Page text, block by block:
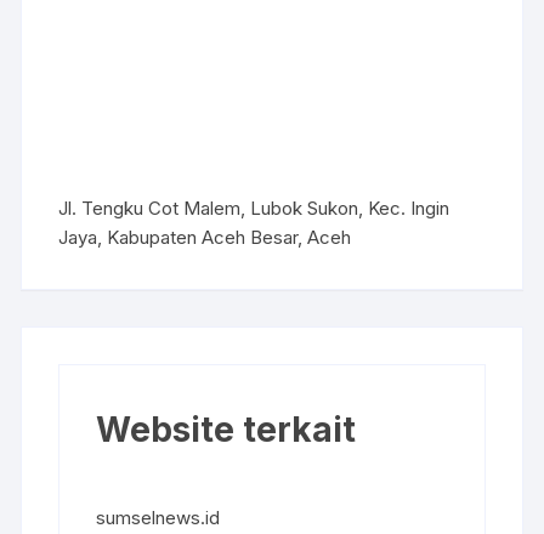
Jl. Tengku Cot Malem, Lubok Sukon, Kec. Ingin
Jaya, Kabupaten Aceh Besar, Aceh
Website terkait
sumselnews.id